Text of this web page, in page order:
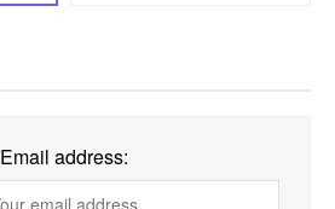
Email address: